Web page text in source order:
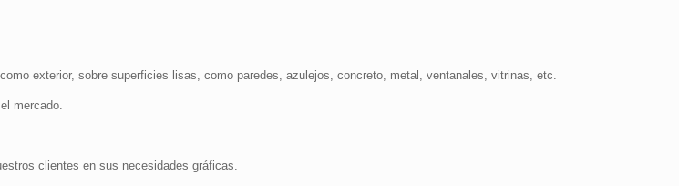
exterior, sobre superficies lisas, como paredes, azulejos, concreto, metal, ventanales, vitrinas, etc.
mercado.
clientes en sus necesidades gráficas.